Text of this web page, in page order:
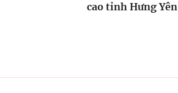
cao tỉnh Hưng Yên